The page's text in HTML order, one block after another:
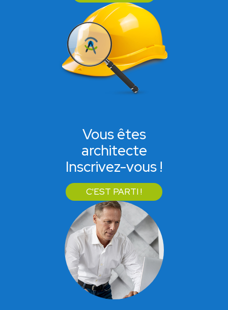
Vous êtes
architecte
Inscrivez-vous !
C'EST PARTI !